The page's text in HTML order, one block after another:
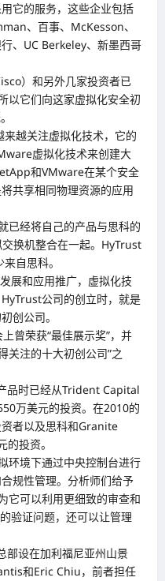
它的服务，这些企业包括
、百事、McKesson、
、UC Berkeley、新墨西哥
）和另外几家投资者已
以它们向这家虚拟化安全初
越关注虚拟化技术，它的
虚拟化技术来创建大
和VMware在某个安全
共享相同物理资源的应用
已经将自己的产品与思科的
换机整合在一起。HyTrust
自思科。
展和应用推广，虚拟化技
公司的创立时，就是
创公司。
曾荣获“最佳展示奖”，并
关注的十大初创公司”之
品时已经从Trident Capital
万美元的投资。在2010的
者以及思科和Granite
投资。
环境下通过中央控制台进行
规性管理。分析师们给予
它可以利用更细致的审查和
验证问题，还可以让管理
部设在加利福尼亚州山景
和Eric Chiu，前者担任